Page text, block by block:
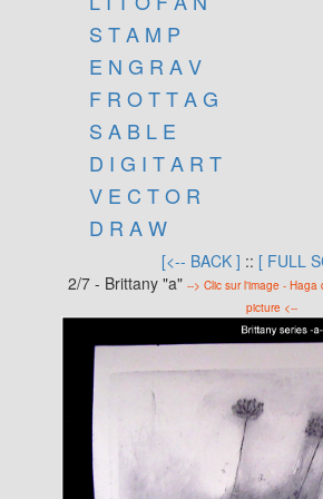
S T A M P
E N G R A V
F R O T T A G
S A B L E
D I G I T A R T
V E C T O R
D R A W
[<-- BACK ] :: [ FULL
2/7 - Brittany "a" --> Clic sur l'image -
picture <--